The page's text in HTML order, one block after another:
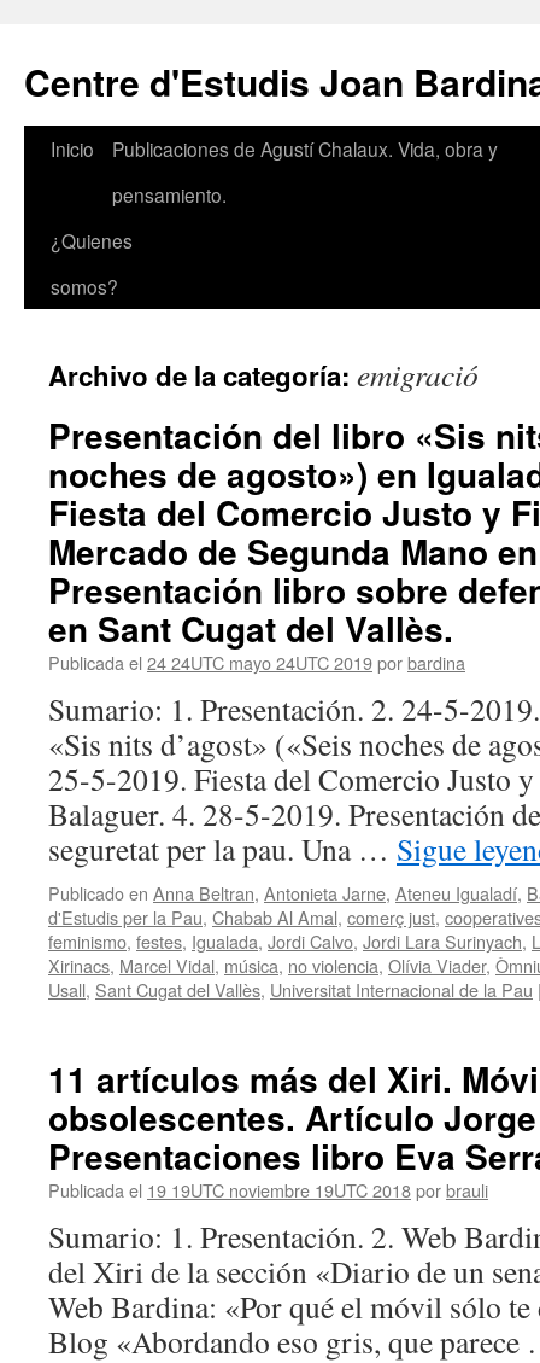
contenido
Centre d'Estudis Joan
Inicio
Publicaciones de Agustí Chalaux. Vida, obra y
pensamiento.
¿Quienes
somos?
Archivo de la categoría: emigració
Presentación del libro «Sis
noches de agosto») en
Fiesta del Comercio Justo y
Mercado de Segunda Mano
Presentación libro sobre
en Sant Cugat del Vallès.
Publicada el 24 24UTC mayo 24UTC 2019porbardina
Sumario: 1. Presentación. 2. 24-5-
«Sis nits d’agost» («Seis noches de
25-5-2019. Fiesta del Comercio Justo
Balaguer. 4. 28-5-2019. Presentación
seguretat per la pau. Una … Sigue
Publicado en Anna Beltran, Antonieta Jarne, Ateneu Igualadí,
d'Estudis per la Pau, Chabab Al Amal, comerç just,
feminismo, festes, Igualada, Jordi Calvo, Jordi Lara Surinyach,
Xirinacs, Marcel Vidal, música, no violencia, Olívia Viader,
Usall, Sant Cugat del Vallès, Universitat Internacional de la Pau
11 artículos más del Xiri.
obsolescentes. Artículo
Presentaciones libro Eva
Publicada el 19 19UTC noviembre 19UTC 2018porbrauli
Sumario: 1. Presentación. 2. Web
del Xiri de la sección «Diario de un
Web Bardina: «Por qué el móvil sólo te
Blog «Abordando eso gris, que